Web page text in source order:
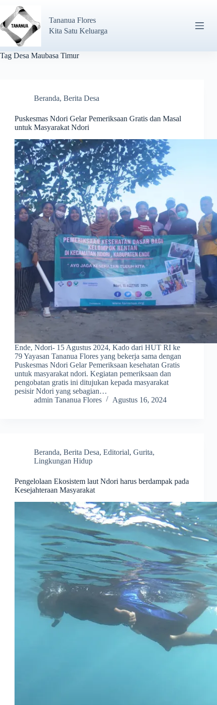
Tananua Flores
Kita Satu Keluarga
Tag Desa Maubasa Timur
Beranda, Berita Desa
Puskesmas Ndori Gelar Pemeriksaan Gratis dan Masal
untuk Masyarakat Ndori
Ende, Ndori- 15 Agustus 2024, Kado dari HUT RI ke
79 Yayasan Tananua Flores yang bekerja sama dengan
Puskesmas Ndori Gelar Pemeriksaan kesehatan Gratis
untuk masyarakat ndori. Kegiatan pemeriksaan dan
pengobatan gratis ini ditujukan kepada masyarakat
pesisir Ndori yang sebagian…
admin Tananua Flores
Agustus 16, 2024
Beranda, Berita Desa, Editorial, Gurita,
Lingkungan Hidup
Pengelolaan Ekosistem laut Ndori harus berdampak pada
Kesejahteraan Masyarakat